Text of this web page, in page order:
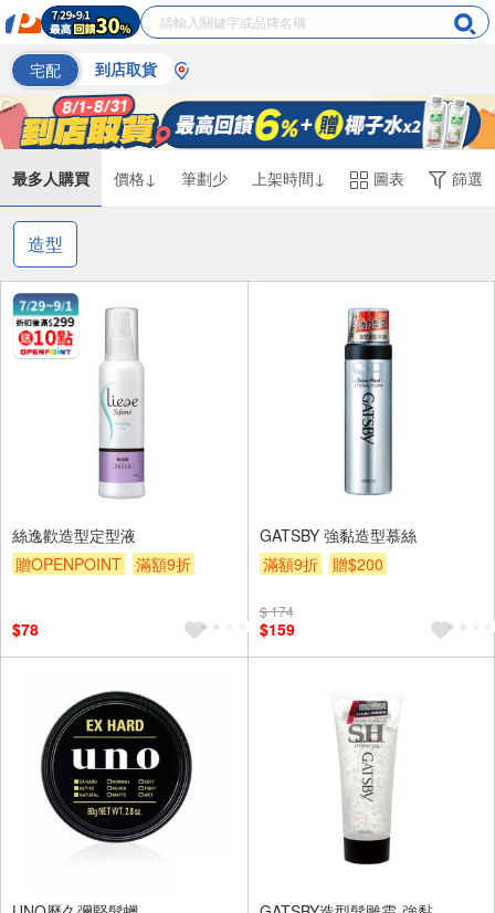
宅配 到店取貨
最多人購買 價格↓ 筆劃少 上架時間↓ 圖表 篩選
造型
絲逸歡造型定型液
贈OPENPOINT
滿額9折
$78
GATSBY 強黏造型慕絲
滿額9折
贈$200
$ 174
$159